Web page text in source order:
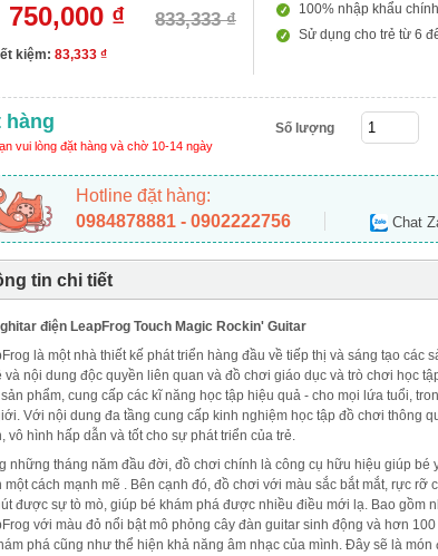
750,000 ₫ 833,333 ₫
kiệm: 83,333 ₫
100% nhập khẩu
Sử dụng cho trẻ từ 6
hàng
vui lòng đặt hàng và chờ 10-14 ngày
Số lượng
Hotline đặt hàng:
0984878881 - 0902222756
Chat
tin chi tiết
điện LeapFrog Touch Magic Rockin' Guitar
là một nhà thiết kế phát triển hàng đầu về tiếp thị và sáng tạo các
và nội dung độc quyền liên quan và đồ chơi giáo dục và trò chơi học
phẩm, cung cấp các kĩ năng học tập hiệu quả - cho mọi lứa tuổi,
Với nội dung đa tầng cung cấp kinh nghiệm học tập đồ chơi thông
vô hình hấp dẫn và tốt cho sự phát triển của trẻ.
những tháng năm đầu đời, đồ chơi chính là công cụ hữu hiệu giúp bé
một cách mạnh mẽ . Bên cạnh đó, đồ chơi với màu sắc bắt mắt, rực rỡ
được sự tò mò, giúp bé khám phá được nhiều điều mới lạ. Bao gồm
với màu đỏ nổi bật mô phỏng cây đàn guitar sinh động và hơn
phá cũng như thể hiện khả năng âm nhạc của mình. Đây sẽ là